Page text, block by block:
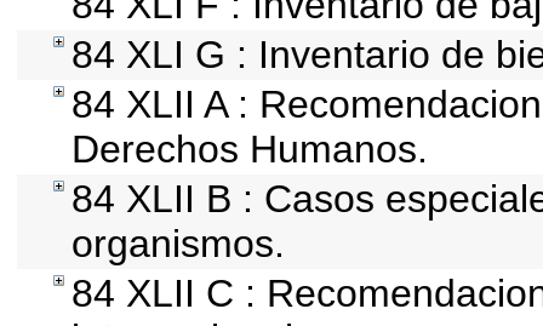
84 XLI G : Inventario de
84 XLII A :
Derechos Humanos.
84 XLII B : Casos
organismos.
84 XLII C :